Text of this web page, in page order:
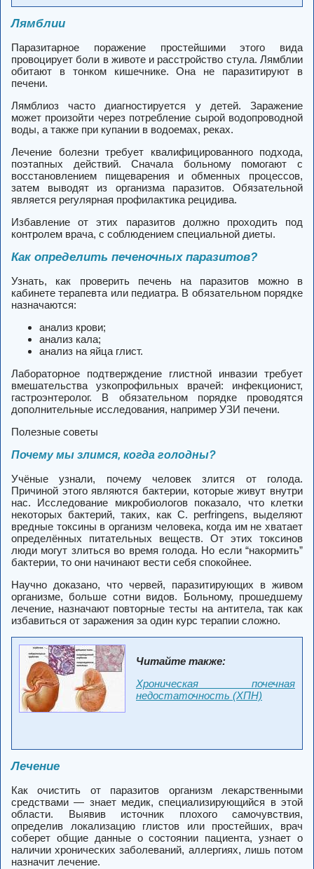
Лямблии
Паразитарное поражение простейшими этого вида
провоцирует боли в животе и расстройство стула. Лямблии
обитают в тонком кишечнике. Она не паразитируют в
печени.
Лямблиоз часто диагностируется у детей. Заражение
может произойти через потребление сырой водопроводной
воды, а также при купании в водоемах, реках.
Лечение болезни требует квалифицированного подхода,
поэтапных действий. Сначала больному помогают с
восстановлением пищеварения и обменных процессов,
затем выводят из организма паразитов. Обязательной
является регулярная профилактика рецидива.
Избавление от этих паразитов должно проходить под
контролем врача, с соблюдением специальной диеты.
Как определить печеночных паразитов?
Узнать, как проверить печень на паразитов можно в
кабинете терапевта или педиатра. В обязательном порядке
назначаются:
анализ крови;
анализ кала;
анализ на яйца глист.
Лабораторное подтверждение глистной инвазии требует
вмешательства узкопрофильных врачей: инфекционист,
гастроэнтеролог. В обязательном порядке проводятся
дополнительные исследования, например УЗИ печени.
Полезные советы
Почему мы злимся, когда голодны?
Учёные узнали, почему человек злится от голода.
Причиной этого являются бактерии, которые живут внутри
нас. Исследование микробиологов показало, что клетки
некоторых бактерий, таких, как C. perfringens, выделяют
вредные токсины в организм человека, когда им не хватает
определённых питательных веществ. От этих токсинов
люди могут злиться во время голода. Но если “накормить”
бактерии, то они начинают вести себя спокойнее.
Научно доказано, что червей, паразитирующих в живом
организме, больше сотни видов. Больному, прошедшему
лечение, назначают повторные тесты на антитела, так как
избавиться от заражения за один курс терапии сложно.
Читайте также:
Хроническая почечная
недостаточность (ХПН)
Лечение
Как очистить от паразитов организм лекарственными
средствами — знает медик, специализирующийся в этой
области. Выявив источник плохого самочувствия,
определив локализацию глистов или простейших, врач
соберет общие данные о состоянии пациента, узнает о
наличии хронических заболеваний, аллергиях, лишь потом
назначит лечение.